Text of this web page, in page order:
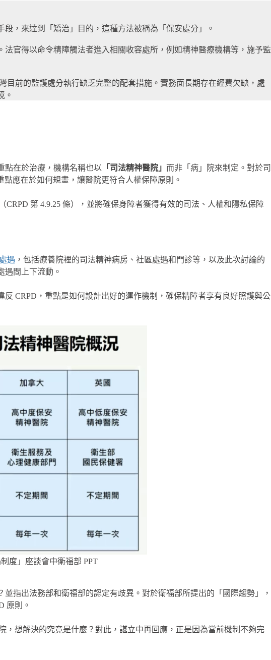
，來達到「矯治」目的，這種方法被稱為「保安處分」。
官得以命令精障觸法者進入相關收容處所，例如精神醫療機構等，施予監
目前的監護處分執行缺乏完整的配套措施。實務面長期存在經費欠缺，處
。
點在於治療，機構名稱也以 「司法精神醫院」 而非「病」院來制定。對於司
應在於如何規畫，讓醫院更符合人權保障原則。
第 4.9.25 條），並將確保身障者獲得有效的司法、人權和隱私保障
遇 ，包括療養院裡的司法精神病房、社區處遇和門診等，以及此次討論的
遇間上下流動。
CRPD，重點是如何設計出好的運作機制，確保精障者享有良好照護與公
度」座談會中衛福部 PPT
指出法務部和衛福部的認定有歧異。對於衛福部所提出的「國際趨勢」，
原則。
想解決的究竟是什麼？對此，諶立中再回應，正是因為當前機制不夠完